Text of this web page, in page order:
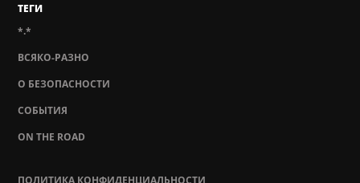
ТЕГИ
*.*
ВСЯКО-РАЗНО
О БЕЗОПАСНОСТИ
СОБЫТИЯ
ON THE ROAD
ПОЛИТИКА КОНФИДЕНЦИАЛЬНОСТИ